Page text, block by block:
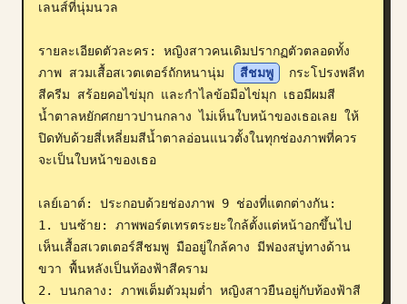
เลนส์ที่นุ่มนวล
รายละเอียดตัวละคร: หญิงสาวคนเดิมปรากฏตัวตลอดทั้ง
ภาพ สวมเสื้อสเวตเตอร์ถักหนานุ่ม
สีชมพู
กระโปรงพลีท
สีครีม สร้อยคอไข่มุก และกำไลข้อมือไข่มุก เธอมีผมสี
น้ำตาลหยักศกยาวปานกลาง ไม่เห็นใบหน้าของเธอเลย ให้
ปิดทับด้วยสี่เหลี่ยมสีน้ำตาลอ่อนแนวตั้งในทุกช่องภาพที่ควร
จะเป็นใบหน้าของเธอ
เลย์เอาต์: ประกอบด้วยช่องภาพ 9 ช่องที่แตกต่างกัน:
1. บนซ้าย: ภาพพอร์ตเทรตระยะใกล้ตั้งแต่หน้าอกขึ้นไป
เห็นเสื้อสเวตเตอร์สีชมพู มืออยู่ใกล้คาง มีฟองสบู่ทางด้าน
ขวา พื้นหลังเป็นท้องฟ้าสีคราม
2. บนกลาง: ภาพเต็มตัวมุมต่ำ หญิงสาวยืนอยู่กับท้องฟ้าสี